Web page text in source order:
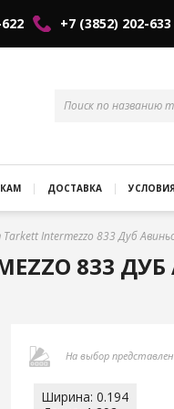
+7 (3852) 202-633
ДОСТАВКА
Intermezzo 833 Дуб
833
На выбор
Ширина: 0.194